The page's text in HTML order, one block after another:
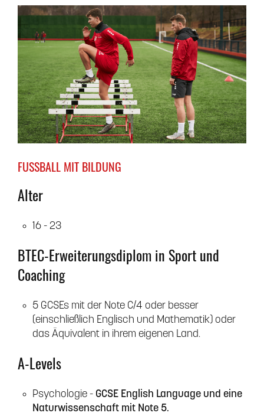
FUSSBALL MIT BILDUNG
Alter
16 - 23
BTEC-Erweiterungsdiplom in Sport und
Coaching
5 GCSEs mit der Note C/4 oder besser
(einschließlich Englisch und Mathematik) oder
das Äquivalent in ihrem eigenen Land.
A-Levels
Psychologie - GCSE English Language und eine
Naturwissenschaft mit Note 5.